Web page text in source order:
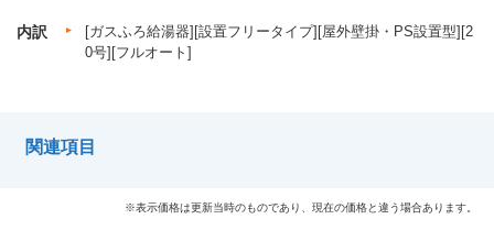
内訳
[ガスふろ給湯器][設置フリータイプ][屋外壁掛・PS設置型][2
0号][フルオート]
関連項目
※表示価格は更新当時のものであり、現在の価格と違う場合あります。